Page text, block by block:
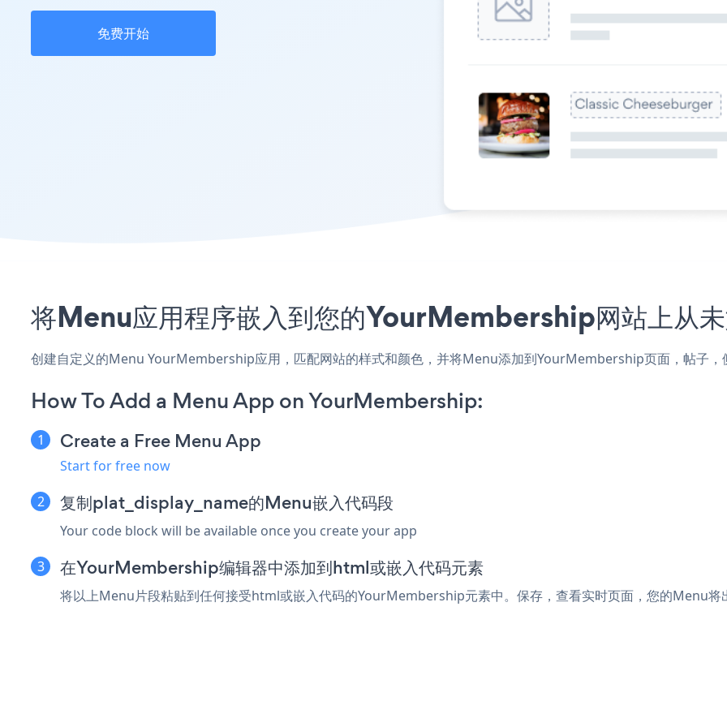
免费开始
将Menu应用程序嵌入到您的YourMembership网站上从
创建自定义的Menu YourMembership应用，匹配网站的样式和颜色，并将Menu添加到YourMembership页面，帖子，
How To Add a Menu App on YourMembership:
Create a Free Menu App
Start for free now
复制plat_display_name的Menu嵌入代码段
Your code block will be available once you create your app
在YourMembership编辑器中添加到html或嵌入代码元素
将以上Menu片段粘贴到任何接受html或嵌入代码的YourMembership元素中。保存，查看实时页面，您的Menu将